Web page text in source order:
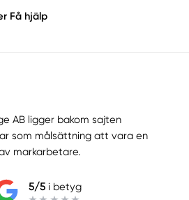
Få hjälp
AB ligger bakom sajten
som målsättning att vara en
markarbetare.
5/5i betyg